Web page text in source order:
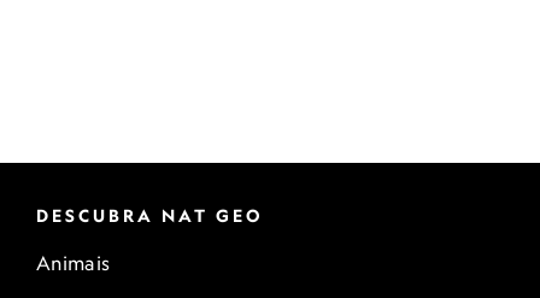
DESCUBRA NAT GEO
Animais